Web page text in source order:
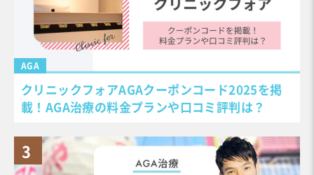
AGA
クリニックフォアAGAクーポンコード2025を掲
載！AGA治療の料金プランや口コミ評判は？